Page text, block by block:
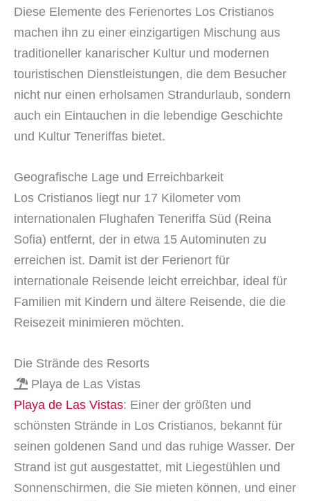
Diese Elemente des Ferienortes Los Cristianos
machen ihn zu einer einzigartigen Mischung aus
traditioneller kanarischer Kultur und modernen
touristischen Dienstleistungen, die dem Besucher
nicht nur einen erholsamen Strandurlaub, sondern
auch ein Eintauchen in die lebendige Geschichte
und Kultur Teneriffas bietet.
Geografische Lage und Erreichbarkeit
Los Cristianos liegt nur 17 Kilometer vom
internationalen Flughafen Teneriffa Süd (Reina
Sofia) entfernt, der in etwa 15 Autominuten zu
erreichen ist. Damit ist der Ferienort für
internationale Reisende leicht erreichbar, ideal für
Familien mit Kindern und ältere Reisende, die die
Reisezeit minimieren möchten.
Die Strände des Resorts
Playa de Las Vistas
Playa de Las Vistas: Einer der größten und
schönsten Strände in Los Cristianos, bekannt für
seinen goldenen Sand und das ruhige Wasser. Der
Strand ist gut ausgestattet, mit Liegestühlen und
Sonnenschirmen, die Sie mieten können, und einer